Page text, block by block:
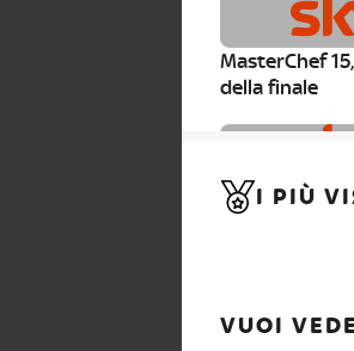
MasterChef
della finale
MasterChef
I PIÙ
VUOI